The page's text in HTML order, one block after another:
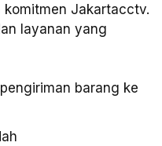
komitmen Jakartacctv.
layanan yang
barang ke